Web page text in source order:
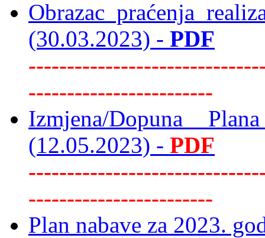
Obrazac praćenja
(30.03.2023) - PDF
------------------------
Izmjena/Dopuna
(12.05.2023) - PDF
------------------------
Plan nabave za 2023.